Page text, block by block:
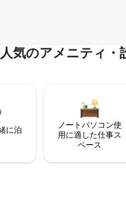
気のアメニティ・
に泊
ノートパソコン使
用に適した仕事ス
ペース